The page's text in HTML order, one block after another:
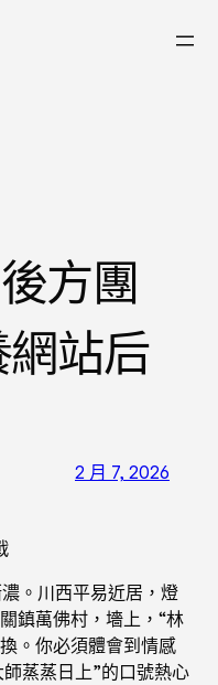
方團
站后
2 月 7, 2026
。川西平易近居，燈
鎮萬佛村，墻上，“林
。你必須體會到情感
蒸蒸日上”的口號熱心